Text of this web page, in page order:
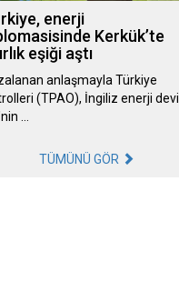
enerji
Kerkük’te
eşiği aştı
anlaşmayla Türkiye
(TPAO), İngiliz enerji devi
…
TÜMÜNÜ GÖR